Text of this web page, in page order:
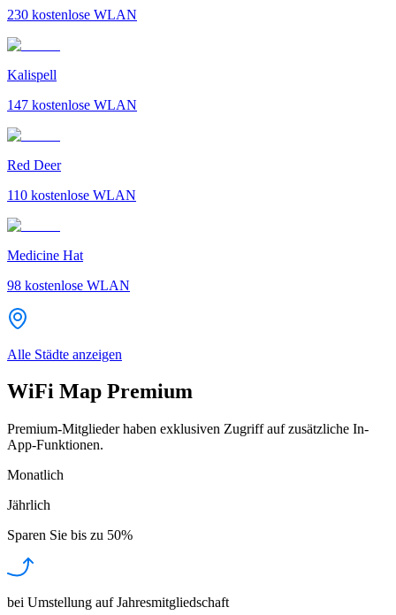
230 kostenlose WLAN
Kalispell
147 kostenlose WLAN
Red Deer
110 kostenlose WLAN
Medicine Hat
98 kostenlose WLAN
Alle Städte anzeigen
WiFi Map Premium
Premium-Mitglieder haben exklusiven Zugriff auf zusätzliche In-
App-Funktionen.
Monatlich
Jährlich
Sparen Sie bis zu 50%
bei Umstellung auf Jahresmitgliedschaft